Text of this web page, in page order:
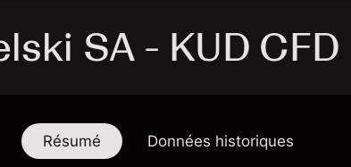
SA - KUD CFD
Résumé Données historiques